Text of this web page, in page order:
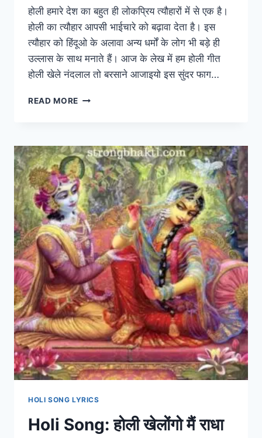
होली हमारे देश का बहुत ही लोकप्रिय त्यौहारों में से एक है।
होली का त्यौहार आपसी भाईचारे को बढ़ावा देता है। इस
त्यौहार को हिंदूओ के अलावा अन्य धर्मों के लोग भी बड़े ही
उल्लास के साथ मनाते हैं। आज के लेख में हम होली गीत
होली खेले नंदलाल तो बरसाने आजाइयो इस सुंदर फाग…
READ MORE HOLI
नंदलाल
तो
बरसाने
आजाइयो
HOLI
KHELE
NANDLAL
HOLI SONG LYRICS
Holi Song: होली खेलोंगो मैं राधा